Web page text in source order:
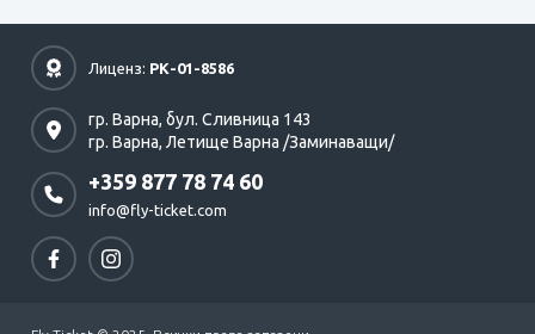
Лиценз: РК-01-8586
гр. Варна, бул. Сливница 143
гр. Варна, Летище Варна /Заминаващи/
+359 877 78 74 60
info@fly-ticket.com